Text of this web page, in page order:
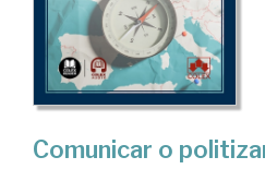
Comunicar o